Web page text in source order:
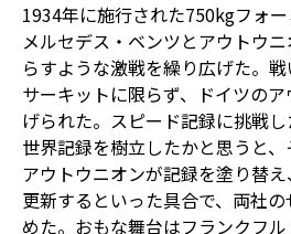
1934年に施行された750kgフォー
メルセデス・ベンツとアウトウ
らすような激戦を繰り広げた。
サーキットに限らず、ドイツの
げられた。スピード記録に挑戦
世界記録を樹立したかと思うと
アウトウニオンが記録を塗り替
更新するといった具合で、両社
めた。おもな舞台はフランクフ